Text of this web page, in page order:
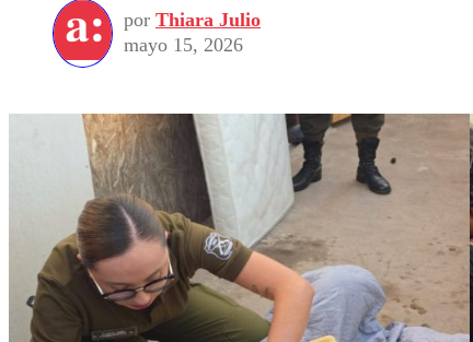
por Thiara Julio
mayo 15, 2026